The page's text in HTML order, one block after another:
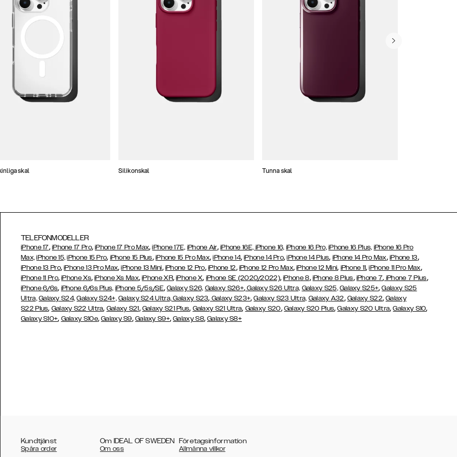
skal Silikonskal Tunna skal
TELEFONMODELLER
iPhone 17, iPhone 17 Pro,iPhone 17 Pro Max,iPhone 17E, iPhone Air, iPhone 16E, iPhone 16, iPhone 16 Pro, iPhone 16 Plus, iPhone 16 Pro
Max, iPhone 15, iPhone 15 Pro, iPhone 15 Plus, iPhone 15 Pro Max,iPhone 14,iPhone 14 Pro,iPhone 14 Plus, iPhone 14 Pro Max, iPhone 13,
iPhone 13 Pro,iPhone 13 Pro Max,iPhone 13 Mini, iPhone 12 Pro, iPhone 12, iPhone 12 Pro Max,iPhone 12 Mini, iPhone 11,iPhone 11 Pro Max,
iPhone 11 Pro,iPhone Xs,iPhone Xs Max,iPhone XR,iPhone X, iPhone SE (2020/2022),iPhone 8, iPhone 8 Plus, iPhone 7, iPhone 7 Plus,
iPhone 6/6s, iPhone 6/6s Plus, iPhone 5/5s/SE,Galaxy S26, Galaxy S26+,Galaxy S26 Ultra, Galaxy S25, Galaxy S25+,Galaxy S25
Ultra, Galaxy S24, Galaxy S24+, Galaxy S24 Ultra, Galaxy S23, Galaxy S23+,Galaxy S23 Ultra, Galaxy A32, Galaxy S22,Galaxy
S22 Plus, Galaxy S22 Ultra, Galaxy S21, Galaxy S21 Plus, Galaxy S21 Ultra, Galaxy S20, Galaxy S20 Plus,Galaxy S20 Ultra,Galaxy S10,
Galaxy S10+, Galaxy S10e,Galaxy S9, Galaxy S9+,Galaxy S8,Galaxy S8+
Kundtjänst
Spåra order
Om IDEAL OF SWEDEN
Om oss
Företagsinformation
Allmänna villkor